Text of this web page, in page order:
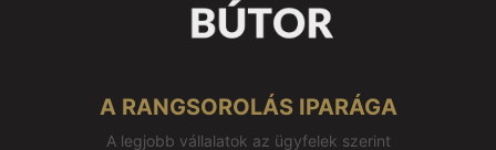
A RANGSOROLÁS IPARÁGA
A legjobb vállalatok az ügyfelek szerint